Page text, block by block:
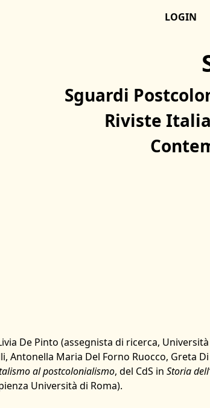
LOGIN
Sguardi
Riviste
De Pinto (assegnista di ricerca,
Antonella Maria Del Forno Ruocco, Greta
alpostcolonialismo, del CdS in Storia
Università di Roma).